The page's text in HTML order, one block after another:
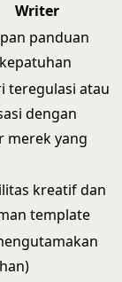
Writer
panduan
teregulasi atau
dengan
merek yang
kreatif dan
template